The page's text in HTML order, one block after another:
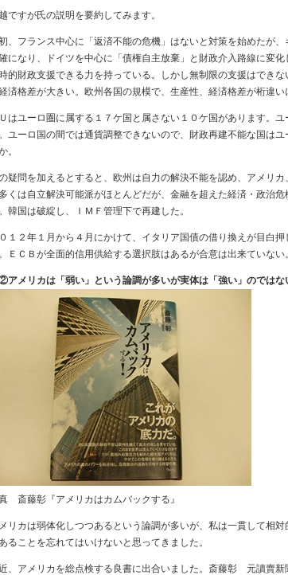
ですが氏の説明を要約してみます。
、フランス中心に「返済不能の危機」はないと対策を始めたが
になり、ドイツを中心に「債権自主放棄」と財政介入路線に変
的財政支援できる力を持っている。しかし無制限の支援はでき
済格差が大きい。欧州各国の規模で、生産性、経済格差が桁違い
はユーロ圏に属する１７ケ国と属さない１０ケ国があります。
ユーロ国の間では通貨調整できないので、財政再建不能な国は
。
疑問を加えるとすると、欧州は自力の解決不能を認め、アメリ
くは自立解決可能派がほとんどだが、金融を超えた経済・政治
韓国は破綻し、ＩＭＦ管理下で再建した。
１２年１月から４月にかけて、イタリア国債の借り換えが目白
ＥＣＢが全面的信用供給する選択肢はあるが合意は出来ていな
②アメリカは「弱い」という論調が多いが実体は「強い」のではな
斎藤彰『アメリカはカムバックする』
リカは弱体化しつつあるという論調が多いが、私は一貫して相
ることを忘れてはいけないと思ってきました。
、アメリカを総点検する良書に出合いました。斎藤彰 元讀賣